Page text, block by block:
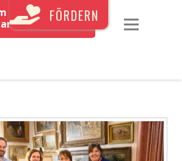
Newsletter
anmeldenFÖRDERN